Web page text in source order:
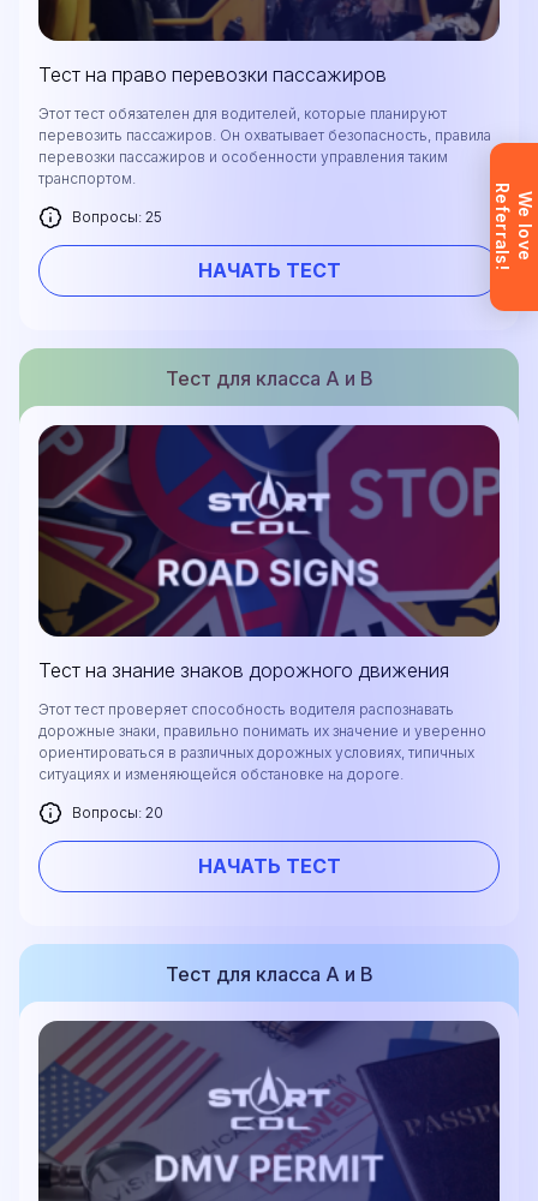
Тест на право перевозки пассажиров
Этот тест обязателен для водителей, которые планируют
перевозить пассажиров. Он охватывает безопасность, правила
перевозки пассажиров и особенности управления таким
транспортом.
Вопросы: 25
НАЧАТЬ ТЕСТ
Тест для класса А и В
Тест на знание знаков дорожного движения
Этот тест проверяет способность водителя распознавать
дорожные знаки, правильно понимать их значение и уверенно
ориентироваться в различных дорожных условиях, типичных
ситуациях и изменяющейся обстановке на дороге.
Вопросы: 20
НАЧАТЬ ТЕСТ
Тест для класса А и В
поддержка доступна на английском,
украинском и русском языках.
Запрос отправлен
Заявка отправлена. Мы скоро
свяжемся с вами, чтобы ответить на
Не хотите ждать?
Ознакомьтесь
W
e
l
o
v
e
Re
f
e
r
r
a
l
s
!